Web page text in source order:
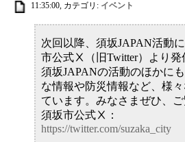
11:35:00, カテゴリ: イベント
次回以降、須坂JAPAN活動
市公式Ⅹ（旧Twitter）より発
須坂JAPANの活動のほかに
な情報や防災情報など、様
ています。みなさまぜひ、ご
須坂市公式Ⅹ：
https://twitter.com/suzaka_city